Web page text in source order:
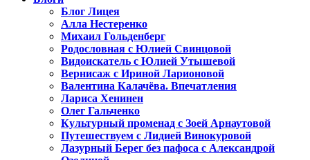
Блог Лицея
Алла Нестеренко
Михаил Гольденберг
Родословная с Юлией Свинцовой
Видоискатель с Юлией Утышевой
Вернисаж с Ириной Ларионовой
Валентина Калачёва. Впечатления
Лариса Хенинен
Олег Гальченко
Культурный променад с Зоей Арнаутовой
Путешествуем с Лидией Винокуровой
Лазурный Берег без пафоса с Александрой